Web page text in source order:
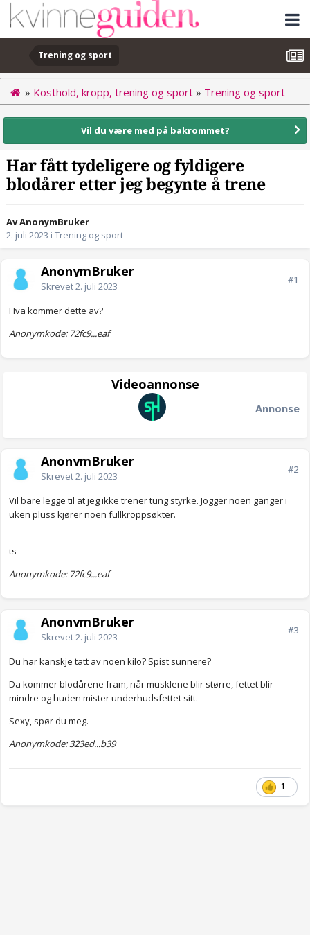
Trening og sport
» Kosthold, kropp, trening og sport » Trening og sport
Vil du være med på bakrommet?
Har fått tydeligere og fyldigere
blodårer etter jeg begynte å trene
Av AnonymBruker
2. juli 2023 i Trening og sport
AnonymBruker
Skrevet2. juli 2023
#1
Hva kommer dette av?
Anonymkode: 72fc9...eaf
Videoannonse
Annonse
AnonymBruker
Skrevet2. juli 2023
#2
Vil bare legge til at jeg ikke trener tung styrke. Jogger noen ganger i
uken pluss kjører noen fullkroppsøkter.
ts
Anonymkode: 72fc9...eaf
AnonymBruker
Skrevet2. juli 2023
#3
Du har kanskje tatt av noen kilo? Spist sunnere?
Da kommer blodårene fram, når musklene blir større, fettet blir
mindre og huden mister underhudsfettet sitt.
Sexy, spør du meg.
Anonymkode: 323ed...b39
1